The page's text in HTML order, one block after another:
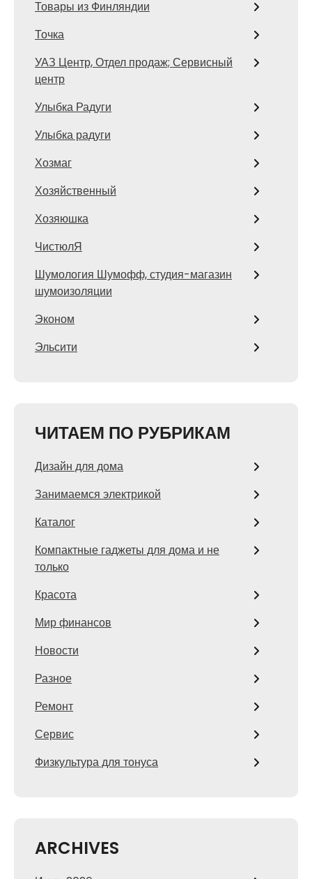
Товары из Финляндии
Точка
УАЗ Центр, Отдел продаж; Сервисный
центр
Улыбка Радуги
Улыбка радуги
Хозмаг
Хозяйственный
Хозяюшка
ЧистюлЯ
Шумология Шумофф, студия-магазин
шумоизоляции
Эконом
Эльсити
ЧИТАЕМ ПО РУБРИКАМ
Дизайн для дома
Занимаемся электрикой
Каталог
Компактные гаджеты для дома и не
только
Красота
Мир финансов
Новости
Разное
Ремонт
Сервис
Физкультура для тонуса
ARCHIVES